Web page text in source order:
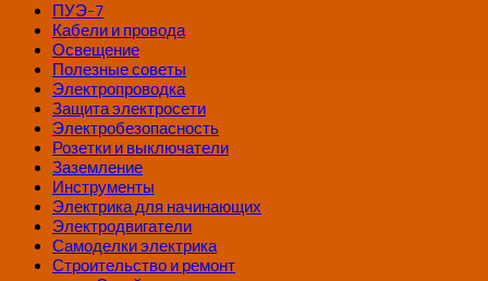
ПУЭ-7
Кабели и провода
Освещение
Полезные советы
Электропроводка
Защита электросети
Электробезопасность
Розетки и выключатели
Заземление
Инструменты
Электрика для начинающих
Электродвигатели
Самоделки электрика
Строительство и ремонт